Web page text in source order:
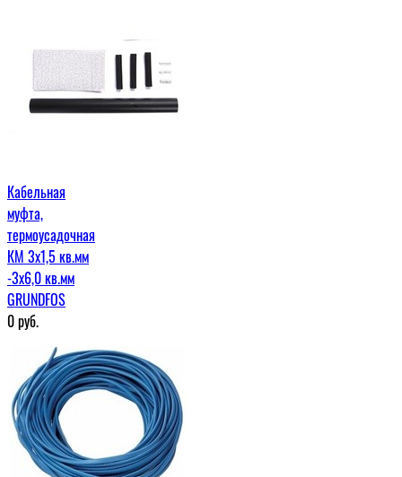
Кабельная
муфта,
термоусадочная
КМ 3х1,5 кв.мм
-3х6,0 кв.мм
GRUNDFOS
0руб.